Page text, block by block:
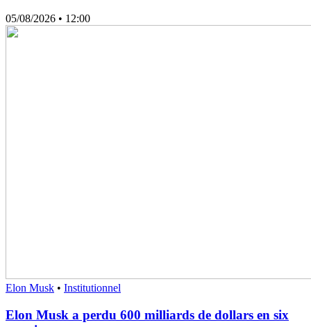
05/08/2026 • 12:00
Elon Musk • Institutionnel
Elon Musk a perdu 600 milliards de dollars en six